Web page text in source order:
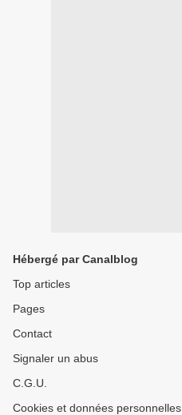
Hébergé par Canalblog
Top articles
Pages
Contact
Signaler un abus
C.G.U.
Cookies et données personnelles